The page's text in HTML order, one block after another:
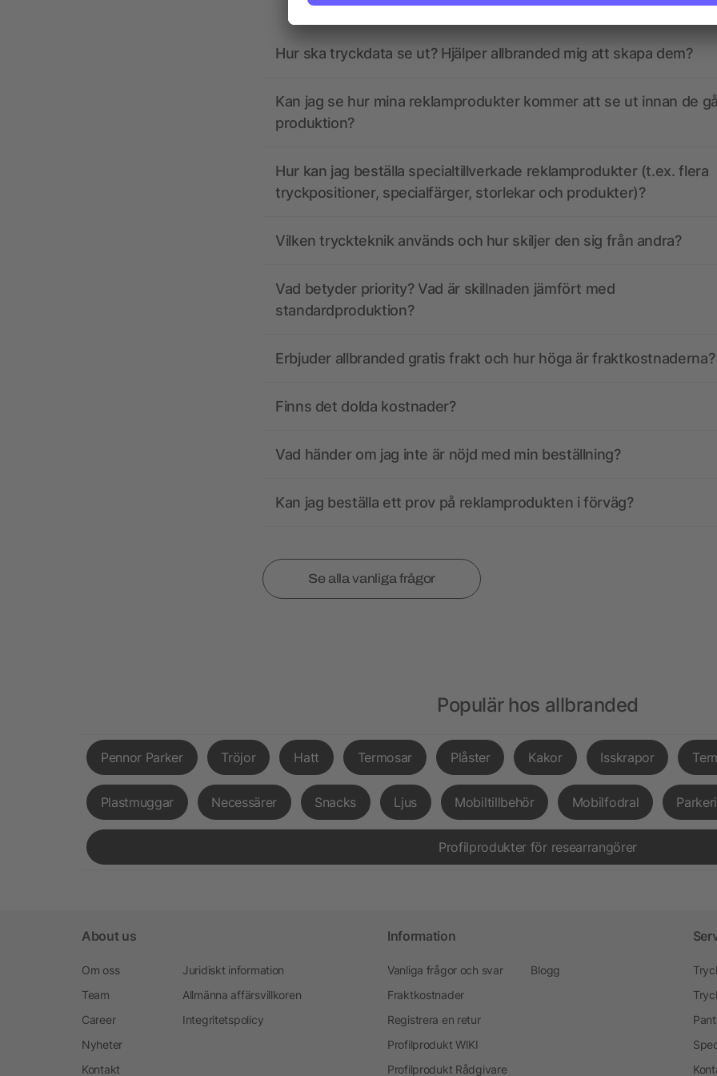
Hur ska tryckdata se ut? Hjälper allbranded mig att skapa dem?
Kan jag se hur mina reklamprodukter kommer att se ut innan de
produktion?
Hur kan jag beställa specialtillverkade reklamprodukter (t.ex. flera
tryckpositioner, specialfärger, storlekar och produkter)?
Vilken tryckteknik används och hur skiljer den sig från andra?
Vad betyder priority? Vad är skillnaden jämfört med
standardproduktion?
Erbjuder allbranded gratis frakt och hur höga är fraktkostnaderna?
Finns det dolda kostnader?
Vad händer om jag inte är nöjd med min beställning?
Kan jag beställa ett prov på reklamprodukten i förväg?
Se alla vanliga frågor
Populär hos allbranded
Pennor Parker Tröjor Hatt Termosar Plåster Kakor Isskrapor
Plastmuggar Necessärer Snacks Ljus Mobiltillbehör Mobilfodral
Profilprodukter för researrangörer
About us
Om oss
Team
Career
Nyheter
Kontakt
Juridiskt information
Allmänna affärsvillkoren
Integritetspolicy
Information
Vanliga frågor och svar
Fraktkostnader
Registrera en retur
Profilprodukt WIKI
Profilprodukt Rådgivare
Blogg